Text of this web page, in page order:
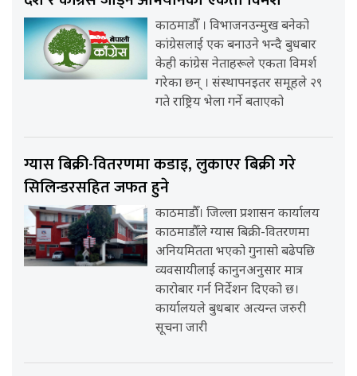
काठमाडौँ । विभाजनउन्मुख बनेको
कांग्रेसलाई एक बनाउने भन्दै बुधबार
केही कांग्रेस नेताहरूले एकता विमर्श
गरेका छन् । संस्थापनइतर समूहले २९
गते राष्ट्रिय भेला गर्ने बताएको
ग्यास बिक्री-वितरणमा कडाइ, लुकाएर बिक्री गरे
सिलिन्डरसहित जफत हुने
काठमाडौँ। जिल्ला प्रशासन कार्यालय
काठमाडौँले ग्यास बिक्री-वितरणमा
अनियमितता भएको गुनासो बढेपछि
व्यवसायीलाई कानुनअनुसार मात्र
कारोबार गर्न निर्देशन दिएको छ।
कार्यालयले बुधबार अत्यन्त जरुरी
सूचना जारी